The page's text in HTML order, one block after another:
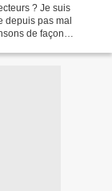
? Je suis
depuis pas mal
de façon